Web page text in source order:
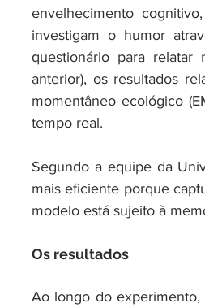
envelhecimento
investigam o humor
questionário para relatar
anterior), os resultados
momentâneo ecológico
tempo real.
Segundo a equipe da
mais eficiente porque
modelo está sujeito à
Os resultados
Ao longo do